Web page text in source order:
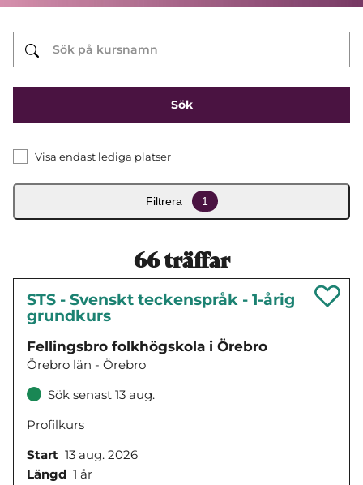
Visa endast lediga platser
Filtrera 1
66träffar
STS - Svenskt teckenspråk - 1-årig
grundkurs
Fellingsbro folkhögskola i Örebro
Örebro län - Örebro
Sök senast 13 aug.
Profilkurs
Start 13 aug. 2026
Längd 1 år